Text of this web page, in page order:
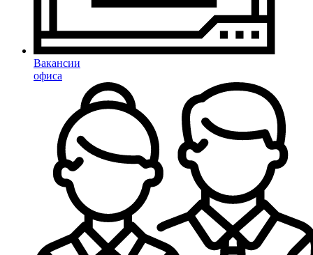
Вакансии
офиса